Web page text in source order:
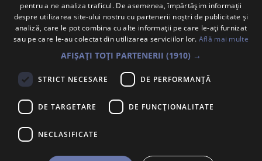
Te anunțăm când avem oferte noi și promoții la mărcile
tale preferate.
Sunt de acord ca datele cu caracter personal furnizate să fie
colectate pentru a putea fi contactat în vederea solicitării trimise.
Declar că am citit și sunt de acord cu
Voluntari, Bdul. Pipera Nr. 2, Jud. Ilfov,
Înregistrată la Oficiul Registrului Comerțului Ilfov sub nr.
J2007002067233, CUI/CIF RO22188461
pentru a ne analiza traficul. De asemenea, împărtășim informații
despre utilizarea site-ului nostru cu partenerii noștri de publicitate și
analiză, care le pot combina cu alte informații pe care le-ați furnizat
sau pe care le-au colectat din utilizarea serviciilor lor. Află mai multe
AFIȘAȚI TOȚI PARTENERII (1910) →
STRICT NECESARE DE PERFORMANȚĂ
DE TARGETARE DE FUNCŢIONALITATE
NECLASIFICATE